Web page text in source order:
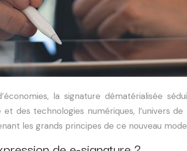
la signature dématérialisée
des technologies numériques, l’univers
les grands principes de ce nouveau